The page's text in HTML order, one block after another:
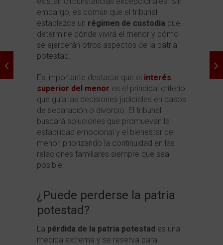
embargo, es común que el tribunal
establezca un régimen de custodia que
determine dónde vivirá el menor y cómo
se ejercerán otros aspectos de la patria
potestad.
Es importante destacar que el interés
superior del menor es el principal criterio
que guía las decisiones judiciales en casos
de separación o divorcio. El tribunal
buscará soluciones que promuevan la
estabilidad emocional y el bienestar del
menor, priorizando la continuidad en las
relaciones familiares siempre que sea
posible.
¿Puede perderse la patria
potestad?
La pérdida de la patria potestad es una
medida extrema y se reserva para